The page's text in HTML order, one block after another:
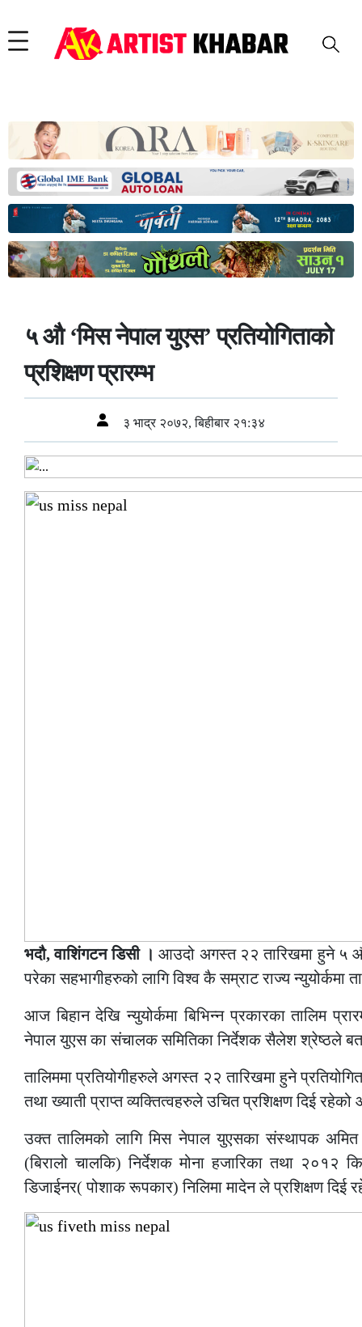
५ औ ‘मिस नेपाल युएस’ प्रतियोगिताको
प्रशिक्षण प्रारम्भ
३ भाद्र २०७२, बिहीबार २१:३४
भदौ, वाशिंगटन डिसी ।आउदो अगस्त २२ तारिखमा हुने ५ औ
परेका सहभागीहरुको लागि विश्व कै सम्राट राज्य
आज बिहान देखि न्युयोर्कमा बिभिन्न प्रकारका तालिम
नेपाल युएस का संचालक समितिका निर्देशक सैलेश श्रेष्ठले
तालिममा प्रतियोगीहरुले अगस्त २२ तारिखमा हुने
तथा ख्याती प्राप्त व्यक्तित्वहरुले उचित प्रशिक्षण दिई
उक्त तालिमको लागि मिस नेपाल युएसका संस्थापक
(बिरालो चालकि) निर्देशक मोना हजारिका तथा २०१२
डिजाईनर( पोशाक रूपकार) निलिमा मादेन ले प्रशिक्षण दिई